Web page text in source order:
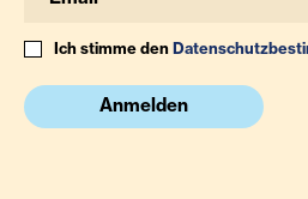
Ich stimme den
Anmelden